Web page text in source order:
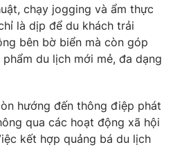
chạy jogging và ẩm thực
là dịp để du khách trải
bên bờ biển mà còn góp
du lịch mới mẻ, đa dạng
hướng đến thông điệp phát
qua các hoạt động xã hội
kết hợp quảng bá du lịch